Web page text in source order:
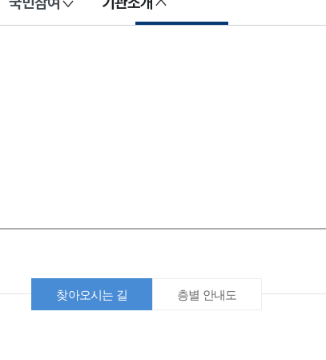
찾아오시는 길 층별 안내도